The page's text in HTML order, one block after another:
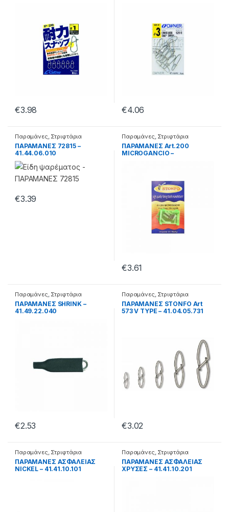
€3.98 €4.06
Παραμάνες, Στριφτάρια
ΠΑΡΑΜΑΝΕΣ 72815 –
41.44.06.010
€3.39
Παραμάνες, Στριφτάρια
ΠΑΡΑΜΑΝΕΣ Art.200
MICROGANCIO –
€3.61
Παραμάνες, Στριφτάρια
ΠΑΡΑΜΑΝΕΣ SHRINK –
41.49.22.040
€2.53
Παραμάνες, Στριφτάρια
ΠΑΡΑΜΑΝΕΣ STONFO Art
573 V TYPE – 41.04.05.731
€3.02
Παραμάνες, Στριφτάρια
ΠΑΡΑΜΑΝΕΣ ΑΣΦΑΛΕΙΑΣ
NICKEL – 41.41.10.101
Παραμάνες, Στριφτάρια
ΠΑΡΑΜΑΝΕΣ ΑΣΦΑΛΕΙΑΣ
ΧΡΥΣΕΣ – 41.41.10.201